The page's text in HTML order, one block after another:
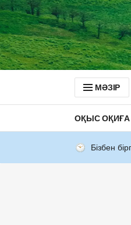
МӘЗІР
ОҚЫС ОҚИҒА
Бізбен